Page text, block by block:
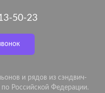
50-23
и рядов из сэндвич-
Российской Федерации.